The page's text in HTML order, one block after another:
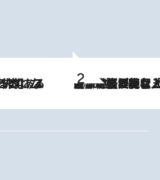
2026.8.5
【なぜ吉沢亮は「気配を消せる」のか？】興行収入208億の『国宝』を経て挑むミュージカル『ディア・エヴァン・ハンセン』。トップ俳優が舞台上でさらけ出した“孤独”とは